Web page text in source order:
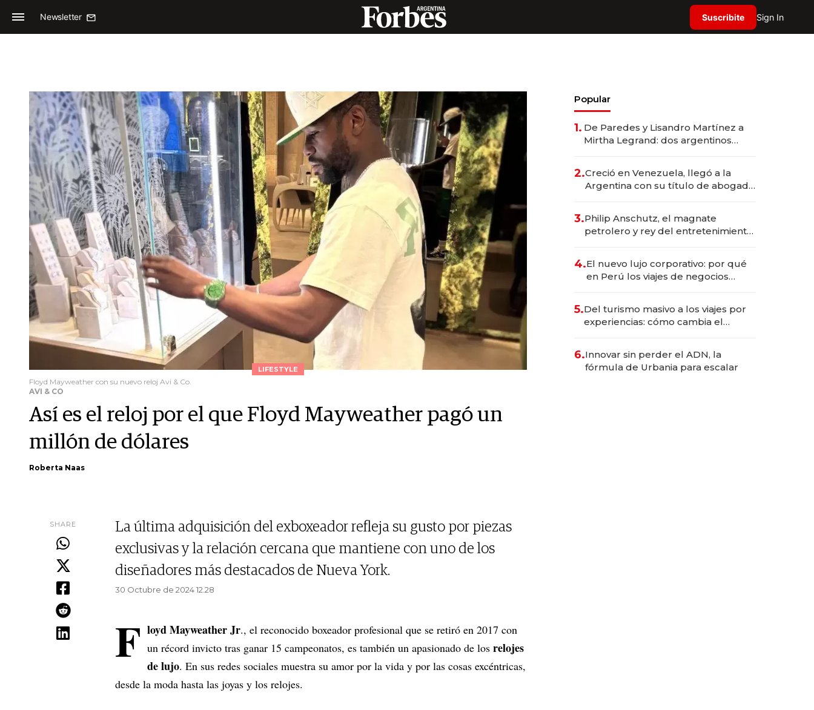
Newsletter Suscribite Sign In
LIFESTYLE
Floyd Mayweather con su nuevo reloj Avi & Co.
AVI & CO
Así es el reloj por el que Floyd Mayweather pagó un
millón de dólares
Roberta Naas
SHARE
La última adquisición del exboxeador refleja su gusto por piezas
exclusivas y la relación cercana que mantiene con uno de los
diseñadores más destacados de Nueva York.
30 Octubre de 2024 12.28
F loyd Mayweather Jr., el reconocido boxeador profesional que se retiró en 2017 con
un récord invicto tras ganar 15 campeonatos, es también un apasionado de los relojes
de lujo. En sus redes sociales muestra su amor por la vida y por las cosas excéntricas,
desde la moda hasta las joyas y los relojes.
Popular
1. De Paredes y Lisandro Martínez a
Mirtha Legrand: dos argentinos
2.Creció en Venezuela, llegó a la
Argentina con su título de abogado
marcas "fast premium"
3.Philip Anschutz, el magnate
petrolero y rey del entretenimiento
4.El nuevo lujo corporativo: por qué
en Perú los viajes de negocios
transformadoras
5.Del turismo masivo a los viajes por
experiencias: cómo cambia el
6.Innovar sin perder el ADN, la
fórmula de Urbania para escalar